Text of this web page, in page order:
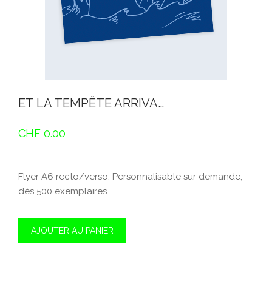
ET LA TEMPÊTE ARRIVA…
CHF 0.00
Flyer A6 recto/verso. Personnalisable sur demande,
dès 500 exemplaires.
AJOUTER AU PANIER